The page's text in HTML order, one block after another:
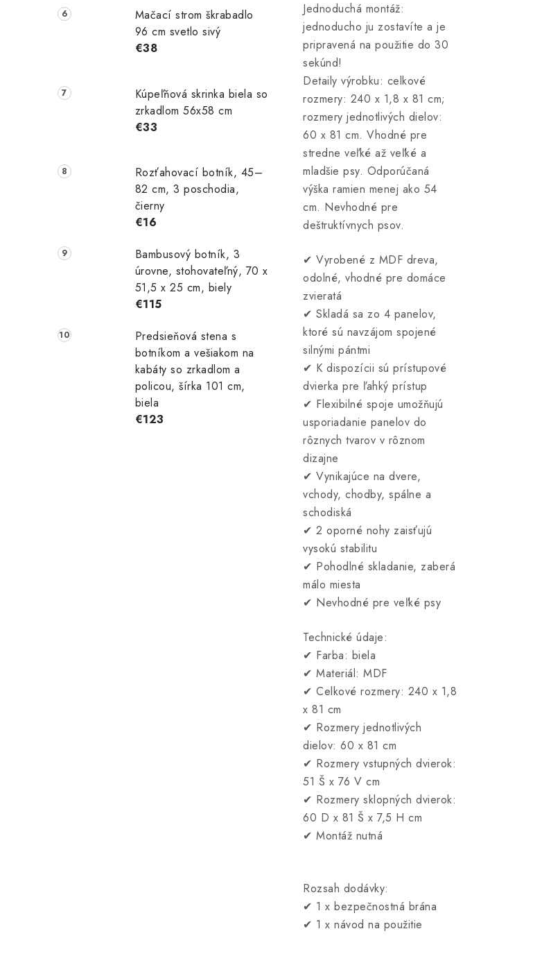
Mačací strom škrabadlo
96 cm svetlo sivý
€38
Kúpeľňová skrinka biela so
zrkadlom 56x58 cm
€33
Rozťahovací botník, 45–
82 cm, 3 poschodia,
čierny
€16
Bambusový botník, 3
úrovne, stohovateľný, 70 x
51,5 x 25 cm, biely
€115
Predsieňová stena s
botníkom a vešiakom na
kabáty so zrkadlom a
policou, šírka 101 cm,
biela
€123
Jednoduchá montáž:
jednoducho ju zostavíte a je
pripravená na použitie do 30
sekúnd!
Detaily výrobku: celkové
rozmery: 240 x 1,8 x 81 cm;
rozmery jednotlivých dielov:
60 x 81 cm. Vhodné pre
stredne veľké až veľké a
mladšie psy. Odporúčaná
výška ramien menej ako 54
cm. Nevhodné pre
deštruktívnych psov.
✔ Vyrobené z MDF dreva,
odolné, vhodné pre domáce
zvieratá
✔ Skladá sa zo 4 panelov,
ktoré sú navzájom spojené
silnými pántmi
✔ K dispozícii sú prístupové
dvierka pre ľahký prístup
✔ Flexibilné spoje umožňujú
usporiadanie panelov do
rôznych tvarov v rôznom
dizajne
✔ Vynikajúce na dvere,
vchody, chodby, spálne a
schodiská
✔ 2 oporné nohy zaisťujú
vysokú stabilitu
✔ Pohodlné skladanie, zaberá
málo miesta
✔ Nevhodné pre veľké psy
Technické údaje:
✔ Farba: biela
✔ Materiál: MDF
✔ Celkové rozmery: 240 x 1,8
x 81 cm
✔ Rozmery jednotlivých
dielov: 60 x 81 cm
✔ Rozmery vstupných dvierok:
51 Š x 76 V cm
✔ Rozmery sklopných dvierok:
60 D x 81 Š x 7,5 H cm
✔ Montáž nutná
Rozsah dodávky:
✔ 1 x bezpečnostná brána
✔ 1 x návod na použitie